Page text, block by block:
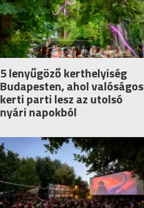
5 lenyűgöző kerthelyiség
Budapesten, ahol valóságos
kerti parti lesz az utolsó
nyári napokból